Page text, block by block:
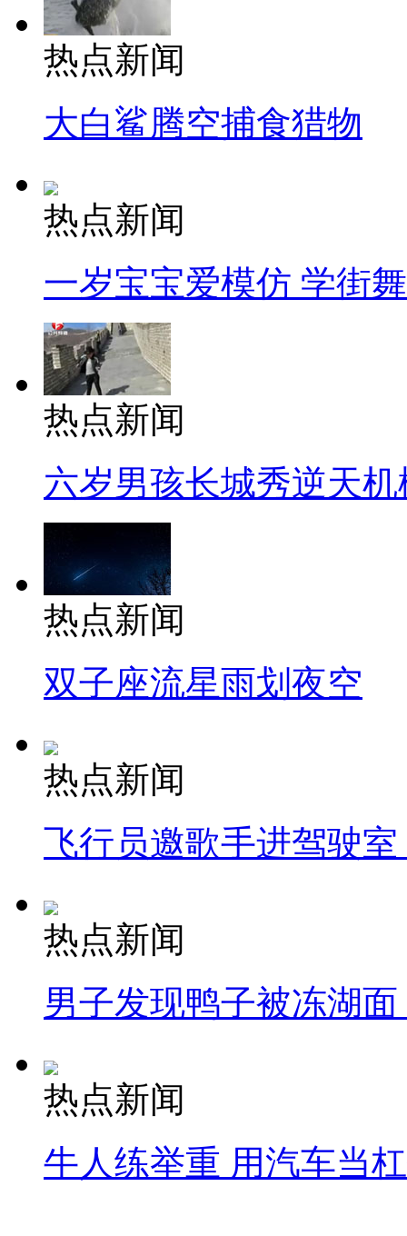
热点新闻
大白鲨腾空捕食猎物
热点新闻
一岁宝宝爱模仿 学街
热点新闻
六岁男孩长城秀逆天机
热点新闻
双子座流星雨划夜空
热点新闻
飞行员邀歌手进驾驶
热点新闻
男子发现鸭子被冻湖
热点新闻
牛人练举重 用汽车当